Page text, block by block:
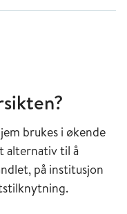
brukes i økende
alternativ til å
på institusjon